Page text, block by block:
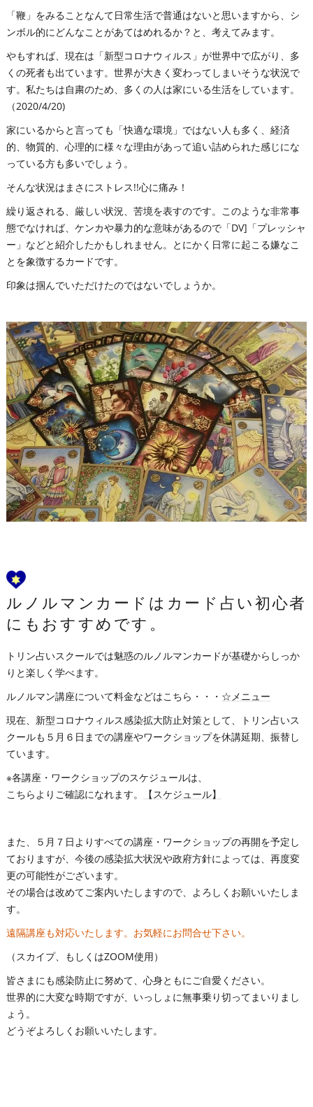
「鞭」をみることなんて日常生活で普通はないと思いますから、シ
ンボル的にどんなことがあてはめれるか？と、考えてみます。
やもすれば、現在は「新型コロナウィルス」が世界中で広がり、多
くの死者も出ています。世界が大きく変わってしまいそうな状況で
す。私たちは自粛のため、多くの人は家にいる生活をしています。
（2020/4/20)
家にいるからと言っても「快適な環境」ではない人も多く、経済
的、物質的、心理的に様々な理由があって追い詰められた感じにな
っている方も多いでしょう。
そんな状況はまさにストレス!!心に痛み！
繰り返される、厳しい状況、苦境を表すのです。このような非常事
態でなければ、ケンカや暴力的な意味があるので「DV]「プレッシャ
ー」などと紹介したかもしれません。とにかく日常に起こる嫌なこ
とを象徴するカードです。
印象は掴んでいただけたのではないでしょうか。
ルノルマンカードはカード占い初心者
にもおすすめです。
トリン占いスクールでは魅惑のルノルマンカードが基礎からしっか
りと楽しく学べます。
ルノルマン講座について料金などはこちら・・・ ☆メニュー
現在、新型コロナウィルス感染拡大防止対策として、トリン占いス
クールも５月６日までの講座やワークショップを休講延期、振替し
ています。
※各講座・ワークショップのスケジュールは、
こちらよりご確認になれます。
【スケジュール】
また、５月７日よりすべての講座・ワークショップの再開を予定し
ておりますが、今後の感染拡大状況や政府方針によっては、再度変
更の可能性がございます。
その場合は改めてご案内いたしますので、よろしくお願いいたしま
す。
遠隔講座も対応いたします。お気軽にお問合せ下さい。
（スカイプ、もしくはZOOM使用）
皆さまにも感染防止に努めて、心身ともにご自愛ください。
世界的に大変な時期ですが、いっしょに無事乗り切ってまいりまし
ょう。
どうぞよろしくお願いいたします。